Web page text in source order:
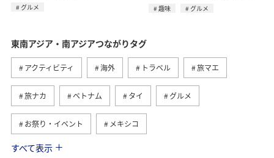
グルメ
趣味
グルメ
東南アジア・南アジアつながりタグ
アクティビティ 海外 トラベル 旅マエ
旅ナカ ベトナム タイ グルメ
お祭り・イベント メキシコ
フィリピン
すべて表示